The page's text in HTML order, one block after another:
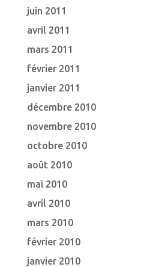
juin 2011
avril 2011
mars 2011
février 2011
janvier 2011
décembre 2010
novembre 2010
octobre 2010
août 2010
mai 2010
avril 2010
mars 2010
février 2010
janvier 2010